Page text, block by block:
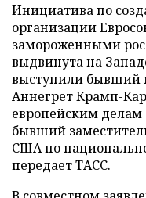
Инициатива по
организации
замороженными
выдвинута на
выступили бывший
Аннегрет Крамп-
европейским
бывший
США по
передаетТАСС.